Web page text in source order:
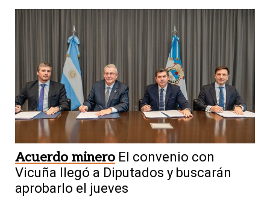
Acuerdo minero El convenio con
Vicuña llegó a Diputados y buscarán
aprobarlo el jueves